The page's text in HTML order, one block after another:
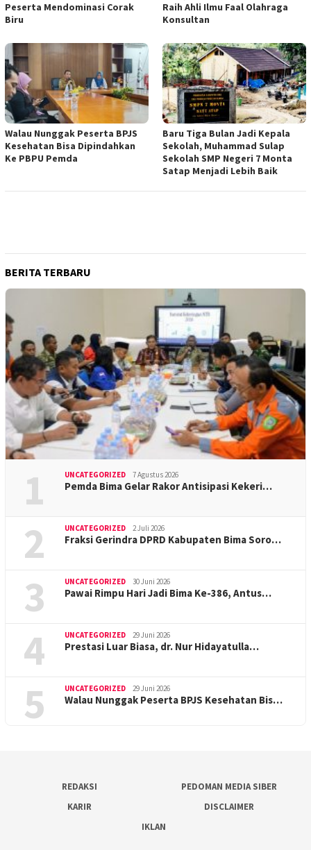
Peserta Mendominasi Corak
Biru
Raih Ahli Ilmu Faal Olahraga
Konsultan
Walau Nunggak Peserta BPJS
Kesehatan Bisa Dipindahkan
Ke PBPU Pemda
Baru Tiga Bulan Jadi Kepala
Sekolah, Muhammad Sulap
Sekolah SMP Negeri 7 Monta
Satap Menjadi Lebih Baik
BERITA TERBARU
1 UNCATEGORIZED 7 Agustus 2026
Pemda Bima Gelar Rakor Antisipasi Kekeri…
2 UNCATEGORIZED 2 Juli 2026
Fraksi Gerindra DPRD Kabupaten Bima Soro…
3 UNCATEGORIZED 30 Juni 2026
Pawai Rimpu Hari Jadi Bima Ke-386, Antus…
4 UNCATEGORIZED 29 Juni 2026
Prestasi Luar Biasa, dr. Nur Hidayatulla…
5 UNCATEGORIZED 29 Juni 2026
Walau Nunggak Peserta BPJS Kesehatan Bis…
REDAKSI
PEDOMAN MEDIA SIBER
KARIR
DISCLAIMER
IKLAN